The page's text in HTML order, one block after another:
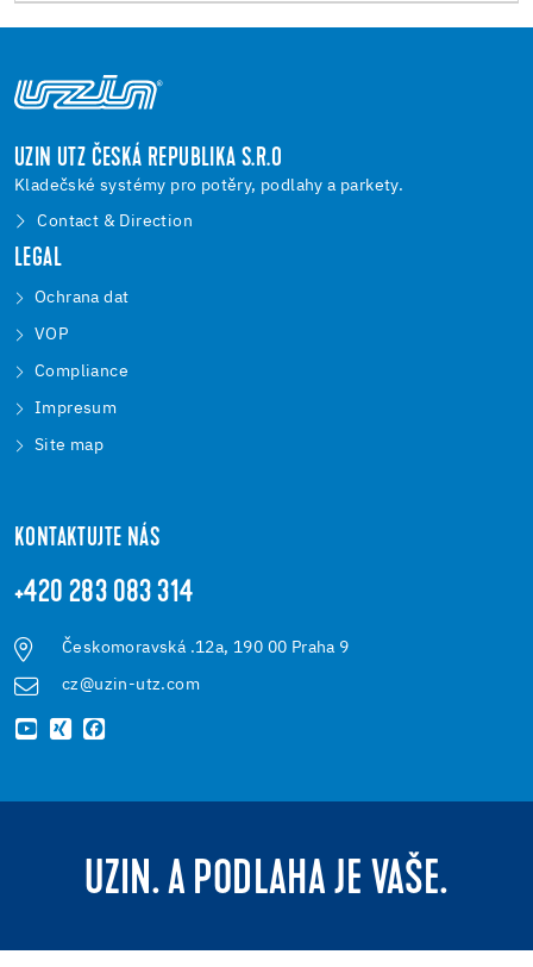
UZIN UTZ ČESKÁ REPUBLIKA S.R.O
Kladečské systémy pro potěry, podlahy a parkety.
Contact & Direction
LEGAL
Ochrana dat
VOP
Compliance
Impresum
Site map
KONTAKTUJTE NÁS
+420 283 083 314
Českomoravská .12a, 190 00 Praha 9
cz@uzin-utz.com
UZIN. A PODLAHA JE VAŠE.